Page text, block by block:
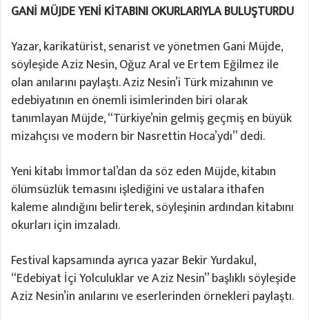
GANİ MÜJDE YENİ KİTABINI OKURLARIYLA BULUŞTURDU
Yazar, karikatürist, senarist ve yönetmen Gani Müjde,
söyleşide Aziz Nesin, Oğuz Aral ve Ertem Eğilmez ile
olan anılarını paylaştı. Aziz Nesin’i Türk mizahının ve
edebiyatının en önemli isimlerinden biri olarak
tanımlayan Müjde, “Türkiye’nin gelmiş geçmiş en büyük
mizahçısı ve modern bir Nasrettin Hoca’ydı” dedi.
Yeni kitabı İmmortal’dan da söz eden Müjde, kitabın
ölümsüzlük temasını işlediğini ve ustalara ithafen
kaleme alındığını belirterek, söyleşinin ardından kitabını
okurları için imzaladı.
Festival kapsamında ayrıca yazar Bekir Yurdakul,
“Edebiyat İçi Yolculuklar ve Aziz Nesin” başlıklı söyleşide
Aziz Nesin’in anılarını ve eserlerinden örnekleri paylaştı.